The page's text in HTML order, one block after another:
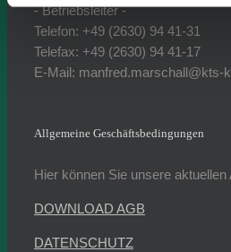
- Betriebsleiter -
Telefon: +49 (2630) 94 41-31
Telefax: +49 (2630) 94 41-17
E-Mail: manfred.marschall@kts-
Allgemeine Geschäftsbedingungen
Hier können Sie unsere aktuellen
DOWNLOAD AGB
DATENSCHUTZ